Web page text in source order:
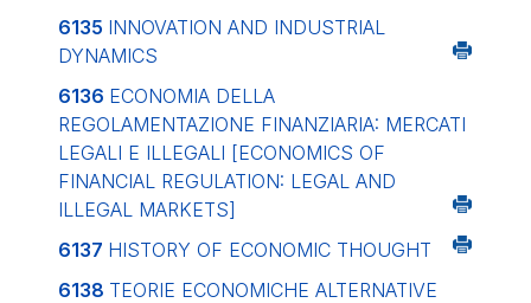
6135 INNOVATION AND INDUSTRIAL
DYNAMICS
6136 ECONOMIA DELLA
REGOLAMENTAZIONE FINANZIARIA: MERCATI
LEGALI E ILLEGALI [ECONOMICS OF
FINANCIAL REGULATION: LEGAL AND
ILLEGAL MARKETS]
6137 HISTORY OF ECONOMIC THOUGHT
6138 TEORIE ECONOMICHE ALTERNATIVE